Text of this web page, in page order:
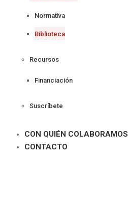
Normativa
Biblioteca
Recursos
Financiación
Suscríbete
CON QUIÉN COLABORAMOS
CONTACTO